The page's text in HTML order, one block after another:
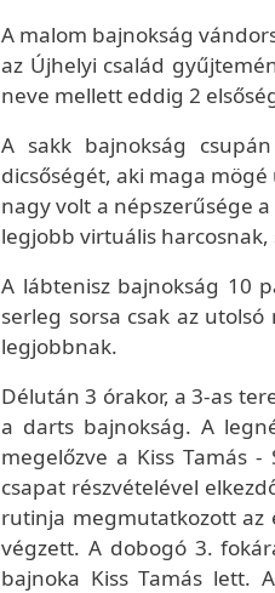
A malom bajnokság
az Újhelyi család
neve mellett eddig 2
A sakk bajnokság
dicsőségét, aki maga
nagy volt a népszerűsége
legjobb virtuális harcosnak,
A lábtenisz bajnokság 10
serleg sorsa csak az
legjobbnak.
Délután 3 órakor, a 3-as
a darts bajnokság. A
megelőzve a Kiss Tamás
csapat részvételével
rutinja megmutatkozott az
végzett. A dobogó 3.
bajnoka Kiss Tamás lett.